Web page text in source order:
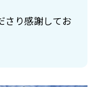
さり感謝してお